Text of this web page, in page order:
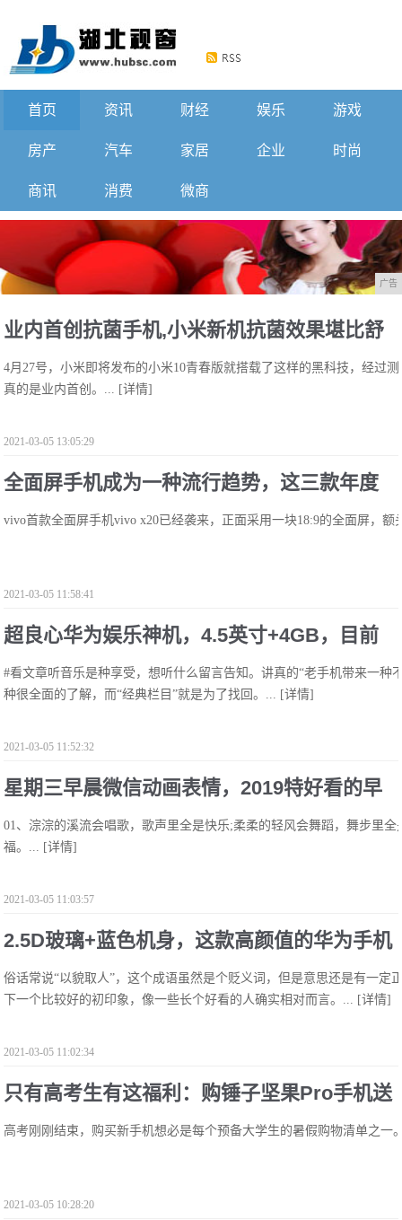
首页 资讯 财经 娱乐 游戏
房产 汽车 家居 企业 时尚
商讯 消费 微商
广告
业内首创抗菌手机,小米新机抗菌效果堪比舒
肤佳,技术真强!
4月27号，小米即将发布的小米10青春版就搭载了这样的黑科技，经过
真的是业内首创。... [详情]
2021-03-05 13:05:29
全面屏手机成为一种流行趋势，这三款年度
vivo首款全面屏手机vivo x20已经袭来，正面采用一块18:9的全面屏，
2021-03-05 11:58:41
超良心华为娱乐神机，4.5英寸+4GB，目前
仅360元!
#看文章听音乐是种享受，想听什么留言告知。讲真的“老手机带来一
种很全面的了解，而“经典栏目”就是为了找回。... [详情]
2021-03-05 11:52:32
星期三早晨微信动画表情，2019特好看的早
上好动态图片!
01、淙淙的溪流会唱歌，歌声里全是快乐;柔柔的轻风会舞蹈，舞步里
福。... [详情]
2021-03-05 11:03:57
2.5D玻璃+蓝色机身，这款高颜值的华为手机
因太火爆现已售空!
俗话常说“以貌取人”，这个成语虽然是个贬义词，但是意思还是有一定
下一个比较好的初印象，像一些长个好看的人确实相对而言。... [详情]
2021-03-05 11:02:34
只有高考生有这福利：购锤子坚果Pro手机送
高考刚刚结束，购买新手机想必是每个预备大学生的暑假购物清单之一
2021-03-05 10:28:20